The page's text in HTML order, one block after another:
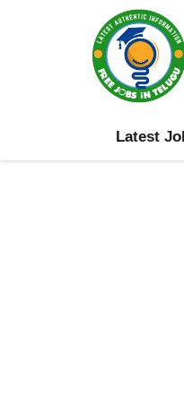
Latest